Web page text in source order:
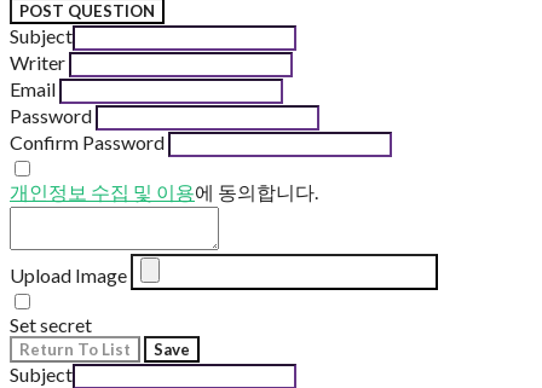
POST QUESTION
Subject
Writer
Email
Password
Confirm Password
개인정보 수집 및 이용에 동의합니다.
Upload Image
Set secret
Return To List Save
Subject